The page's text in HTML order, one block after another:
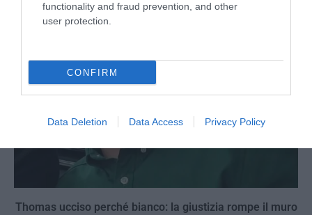
functionality and fraud prevention, and other
user protection.
CONFIRM
Data Deletion Data Access Privacy Policy
Thomas ucciso perché bianco: la giustizia rompe il muro